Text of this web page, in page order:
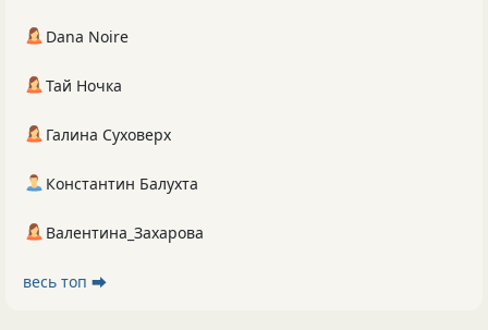
Dana Noire
Тай Ночка
Галина Суховерх
Константин Балухта
Валентина_Захарова
весь топ ⮕